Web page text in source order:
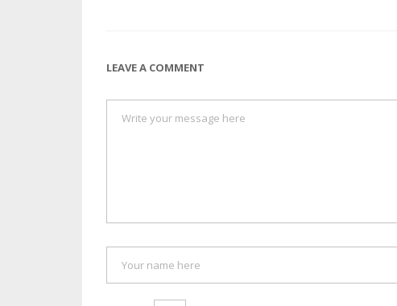
LEAVE A COMMENT